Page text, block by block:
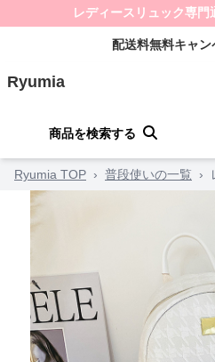
レディースリュック専門
配送料無料キャン
Ryumia
商品を検索する
Ryumia TOP › 普段使いの一覧 ›